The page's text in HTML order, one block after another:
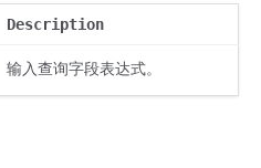
Description
输入查询字段表达式。